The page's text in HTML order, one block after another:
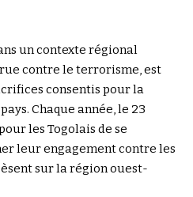
un contexte régional
contre le terrorisme, est
consentis pour la
Chaque année, le 23
les Togolais de se
leur engagement contre les
sur la région ouest-